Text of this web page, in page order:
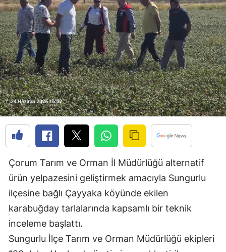
Çankırı
Çorum
Denizli
Diyarbakır
Edirne
Elazığ
Erzincan
Eskişehir
Gaziantep
Giresun
Gümüşhane
Çorum Tarım ve Orman İl Müdürlüğü alternatif
ürün yelpazesini geliştirmek amacıyla Sungurlu
ilçesine bağlı Çayyaka köyünde ekilen
karabuğday tarlalarında kapsamlı bir teknik
inceleme başlattı.
Sungurlu İlçe Tarım ve Orman Müdürlüğü ekipleri